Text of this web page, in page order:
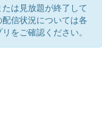
は見放題が終了して
信状況については各
をご確認ください。